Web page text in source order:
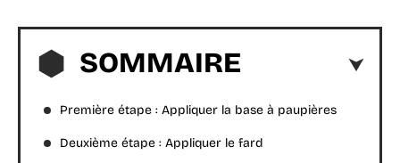
SOMMAIRE
Première étape : Appliquer la base à paupières
Deuxième étape : Appliquer le fard